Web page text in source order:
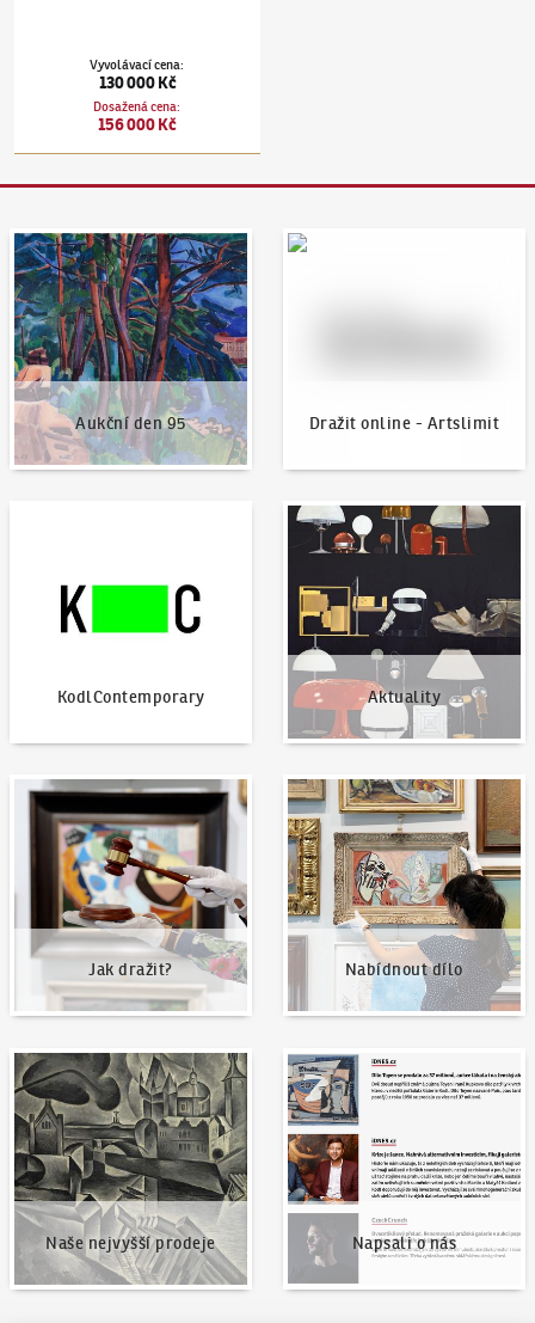
Vyvolávací cena:
130 000 Kč
Dosažená cena:
156 000 Kč
Aukční den 95
Aukční den 95
Dražit online - Artslimit
Dražit online - Artslimit
KodlContemporary Aktuality
Aktuality
Jak dražit?
Jak dražit?
Nabídnout dílo
Nabídnout dílo
Naše nejvyšší prodeje
Naše nejvyšší prodeje
Napsali o nás
Napsali o nás